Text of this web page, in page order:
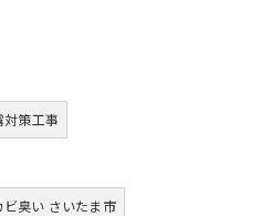
策工事
ビ臭い さいたま市